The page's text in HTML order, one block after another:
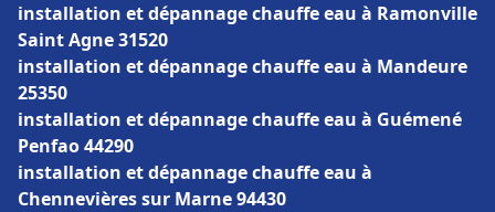
installation et dépannage chauffe eau à Ramonville
Saint Agne 31520
installation et dépannage chauffe eau à Mandeure
25350
installation et dépannage chauffe eau à Guémené
Penfao 44290
installation et dépannage chauffe eau à
Chennevières sur Marne 94430